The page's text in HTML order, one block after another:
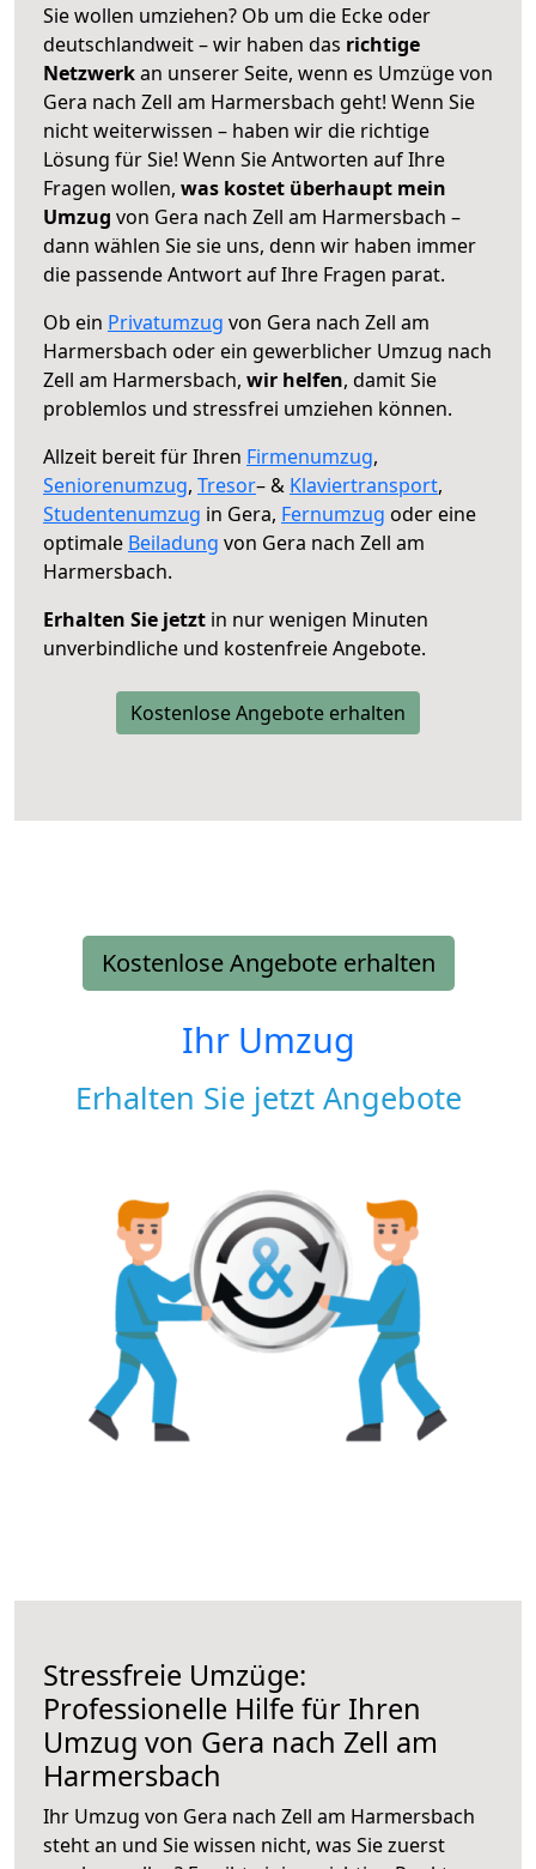
Sie wollen umziehen? Ob um die Ecke oder
deutschlandweit – wir haben das richtige
Netzwerkan unserer Seite, wenn es Umzüge von
Gera nach Zell am Harmersbach geht! Wenn Sie
nicht weiterwissen – haben wir die richtige
Lösung für Sie! Wenn Sie Antworten auf Ihre
Fragen wollen, was kostet überhaupt mein
Umzug von Gera nach Zell am Harmersbach –
dann wählen Sie sie uns, denn wir haben immer
die passende Antwort auf Ihre Fragen parat.
Ob ein Privatumzug von Gera nach Zell am
Harmersbach oder ein gewerblicher Umzug nach
Zell am Harmersbach, wir helfen, damit Sie
problemlos und stressfrei umziehen können.
Allzeit bereit für Ihren Firmenumzug,
Seniorenumzug, Tresor– & Klaviertransport,
Studentenumzug in Gera, Fernumzug oder eine
optimale Beiladung von Gera nach Zell am
Harmersbach.
Erhalten Sie jetzt in nur wenigen Minuten
unverbindliche und kostenfreie Angebote.
Kostenlose Angebote erhalten
Kostenlose Angebote erhalten
Ihr Umzug
Erhalten Sie jetzt Angebote
Stressfreie Umzüge:
Professionelle Hilfe für Ihren
Umzug von Gera nach Zell am
Harmersbach
Ihr Umzug von Gera nach Zell am Harmersbach
steht an und Sie wissen nicht, was Sie zuerst